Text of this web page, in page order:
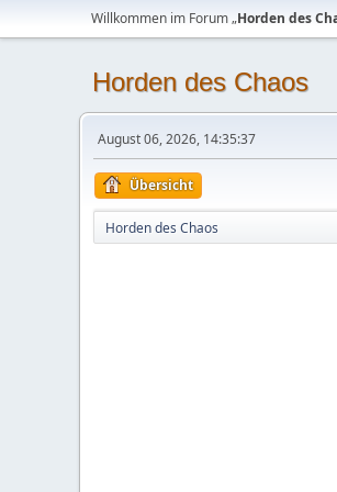
Willkommen im Forum „Horden des
Horden des Chaos
August 06, 2026, 14:35:37
Übersicht
Horden des Chaos